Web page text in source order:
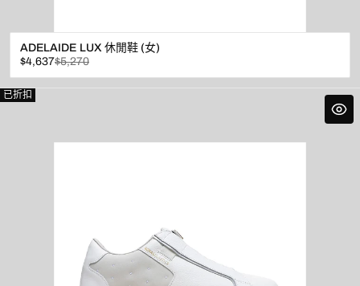
ADELAIDE LUX 休閒鞋 (女)
已
折
扣
$4,637
原
價
$5,270
已折扣